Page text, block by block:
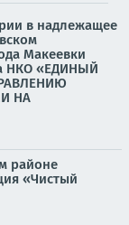
в надлежащее
Макеевки
НКО «ЕДИНЫЙ
НА
районе
«Чистый